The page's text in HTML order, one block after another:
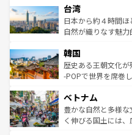
情報は
人々、おいしいロー
ク、伝統的なフラ
っている。訪れるた
はコンテンツ一覧
リアリーフや大陸中
ク）、タスマニア
ど、見どころがた
いる。アクティビテ
ビング、ハイキン
い。オーストラリ
参照してほしい。
台湾
日本から約４時間
自然が織りなす魅
ン）、静ひつな山岳
と山間の静けさが
驚きをもたらして
容にもいいと評判の
が味わえ
照してほしい。
韓国
歴史ある王朝文化
-POPで世界を席巻
き、地方に足を延ば
できる。そして、
まで、さまざまな
ベトナム
豊かな自然と多様
く伸びる国土には